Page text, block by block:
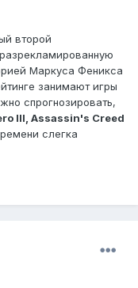
второй
Маркуса Феникса
занимают игры
спрогнозировать,
III, Assassin's Creed
слегка